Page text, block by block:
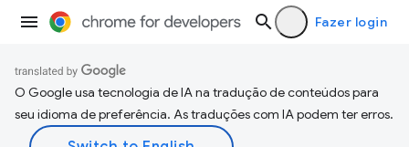
Fazer login
O Google usa tecnologia de IA na tradução de conteúdos para
seu idioma de preferência. As traduções com IA podem ter erros.